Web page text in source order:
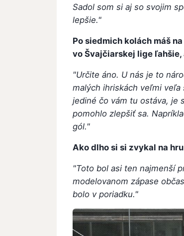
Sadol som si aj so svojim
lepšie."
Po siedmich kolách máš
vo Švajčiarskej lige ľahšie,
"Určite áno. U nás je to
malých ihriskách veľmi
jediné čo vám tu ostáva, je
pomohlo zlepšiť sa.
gól."
Ako dlho si si zvykal na
"Toto bol asi ten najmenší
modelovanom zápase
bolo v poriadku."